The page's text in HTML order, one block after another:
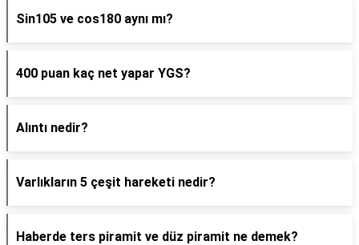
Sin105 ve cos180 aynı mı?
400 puan kaç net yapar YGS?
Alıntı nedir?
Varlıkların 5 çeşit hareketi nedir?
Haberde ters piramit ve düz piramit ne demek?